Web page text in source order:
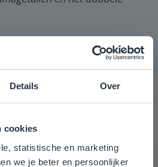
Details Over
cookies
statistische en marketing
we je beter en persoonlijker
komt niet